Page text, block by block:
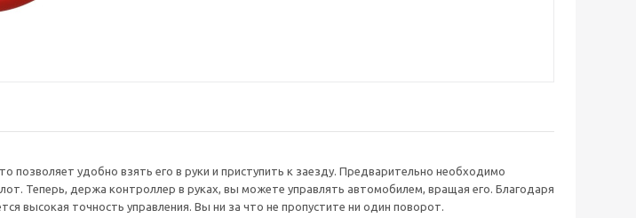
позволяет удобно взять его в руки и приступить к заезду. Предварительно необходимо
Теперь, держа контроллер в руках, вы можете управлять автомобилем, вращая его. Благодаря
высокая точность управления. Вы ни за что не пропустите ни один поворот.